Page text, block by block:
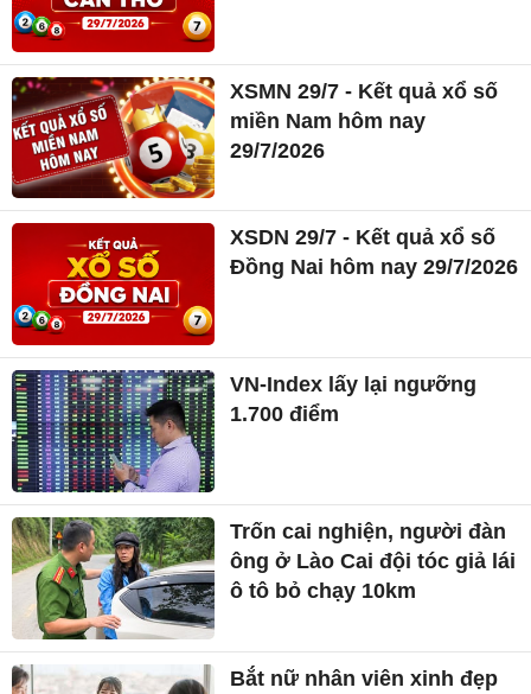
XSMN 29/7 - Kết quả xổ số
miền Nam hôm nay
29/7/2026
XSDN 29/7 - Kết quả xổ số
Đồng Nai hôm nay 29/7/2026
VN-Index lấy lại ngưỡng
1.700 điểm
Trốn cai nghiện, người đàn
ông ở Lào Cai đội tóc giả lái
ô tô bỏ chạy 10km
Bắt nữ nhân viên xinh đẹp